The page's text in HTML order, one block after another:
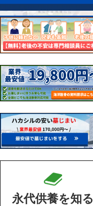
永代供養を知る